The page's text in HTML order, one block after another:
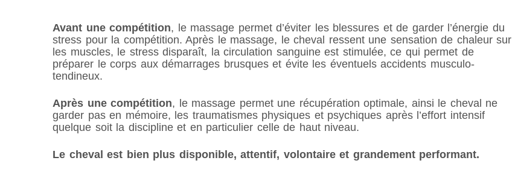
Avant une compétition, le massage permet d’éviter les blessures et de garder l’énergie du
stress pour la compétition. Après le massage, le cheval ressent une sensation de chaleur sur
les muscles, le stress disparaît, la circulation sanguine est stimulée, ce qui permet de
préparer le corps aux démarrages brusques et évite les éventuels accidents musculo-
tendineux.
Après une compétition, le massage permet une récupération optimale, ainsi le cheval ne
garder pas en mémoire, les traumatismes physiques et psychiques après l’effort intensif
quelque soit la discipline et en particulier celle de haut niveau.
Le cheval est bien plus disponible, attentif, volontaire et grandement performant.